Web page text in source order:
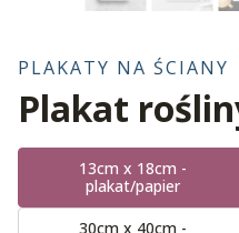
PLAKATY NA ŚCIANY
Plakat
13cm x 18cm -
plakat/papier
30cm x 40cm -